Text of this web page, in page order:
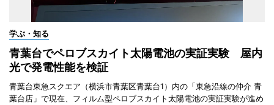
学ぶ・知る
青葉台でペロブスカイト太陽電池の実証実験 屋内
光で発電性能を検証
青葉台東急スクエア（横浜市青葉区青葉台1）内の「東急沿線の仲介 青
葉台店」で現在、フィルム型ペロブスカイト太陽電池の実証実験が進め